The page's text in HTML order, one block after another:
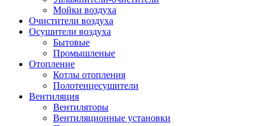
Мойки воздуха
Очистители воздуха
Осушители воздуха
Бытовые
Промышленые
Отопление
Котлы отопления
Полотенцесушители
Вентиляция
Вентиляторы
Вентиляционные установки